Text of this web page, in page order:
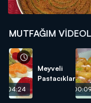
MUTFAĞIM
Meyveli
Pastacıklar